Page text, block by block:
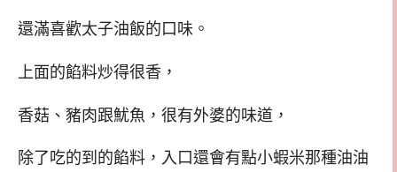
還滿喜歡太子油飯的口味。
上面的餡料炒得很香，
香菇、豬肉跟魷魚，很有外婆的味道，
除了吃的到的餡料，入口還會有點小蝦米那種油油